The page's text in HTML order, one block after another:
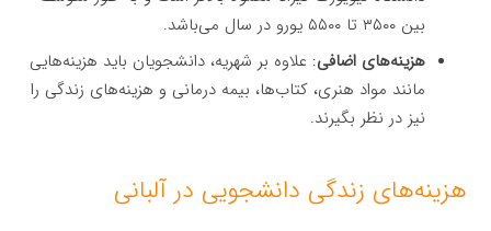
بین ۳۵۰۰ تا ۵۵۰۰ یورو در سال می‌باشد.
هزینه‌های اضافی: علاوه بر شهریه، دانشجویان باید هزینه‌هایی
مانند مواد هنری، کتاب‌ها، بیمه درمانی و هزینه‌های زندگی را
نیز در نظر بگیرند.
هزینه‌های زندگی دانشجویی در آلبانی